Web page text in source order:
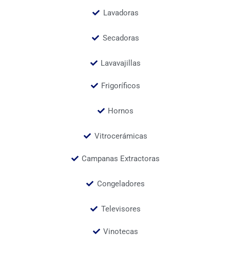
Lavadoras
Secadoras
Lavavajillas
Frigoríficos
Hornos
Vitrocerámicas
Campanas Extractoras
Congeladores
Televisores
Vinotecas